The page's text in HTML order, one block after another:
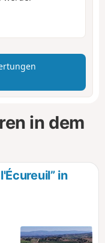
in dem
in